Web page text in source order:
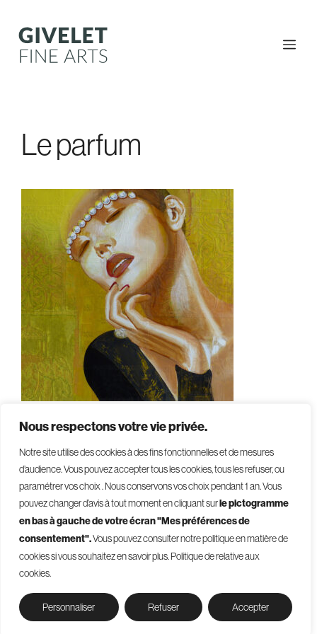
Nous respectons votre vie privée.
Notre site utilise des cookies à des fins fonctionnelles et de mesures
d’audience. Vous pouvez accepter tous les cookies, tous les refuser, ou
paramétrer vos choix . Nous conservons vos choix pendant 1 an.Vous
pouvez changer d’avis à tout moment en cliquant surle pictogramme
en bas à gauche de votre écran "Mes préférences de
consentement".Vous pouvez consulter notre politique en matière de
cookies si vous souhaitez en savoir plus.Politique de relative aux
cookies.
Personnaliser Refuser Accepter
content
Le parfum
© 2026 - Givelet
Terms and conditions
Legal mentions
Privacy Policy
Cookies management